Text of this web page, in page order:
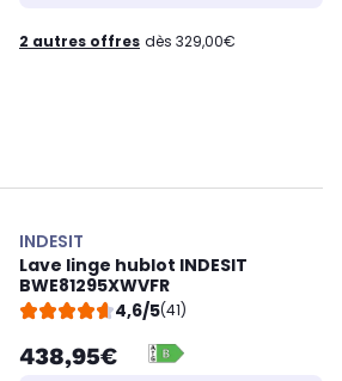
2 autres offres dès 329,00€
INDESIT
Lave linge hublot INDESIT
BWE81295XWVFR
4,6/5(41)
438,95€